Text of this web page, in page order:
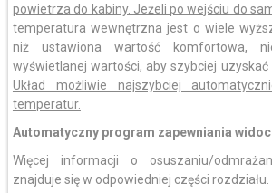
powietrza do kabiny. Jeżeli po wejściu do
temperatura wewnętrzna jest o wiele
niż ustawiona wartość komfortowa,
wyświetlanej wartości, aby szybciej uzyskać
Układ możliwie najszybciej
temperatur.
Automatyczny program zapewniania
Więcej informacji o osuszaniu/
znajduje się w odpowiedniej części rozdziału.